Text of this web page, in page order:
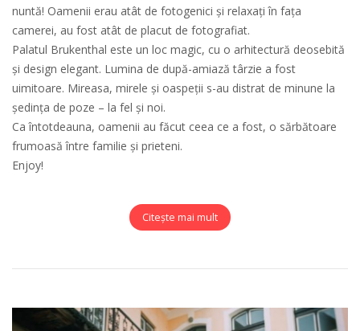
nuntă! Oamenii erau atât de fotogenici și relaxați în fața
camerei, au fost atât de placut de fotografiat.
Palatul Brukenthal este un loc magic, cu o arhitectură deosebită
și design elegant. Lumina de după-amiază târzie a fost
uimitoare. Mireasa, mirele și oaspeții s-au distrat de minune la
ședința de poze – la fel și noi.
Ca întotdeauna, oamenii au făcut ceea ce a fost, o sărbătoare
frumoasă între familie și prieteni.
Enjoy!
Citește mai mult